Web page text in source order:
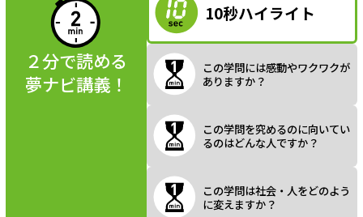
a
y
V
２分で読める
夢ナビ講義！
10秒ハイライト
この学問には感動やワクワクが
ありますか？
この学問を究めるのに向いてい
るのはどんな人ですか？
この学問は社会・人をどのよう
に変えますか？